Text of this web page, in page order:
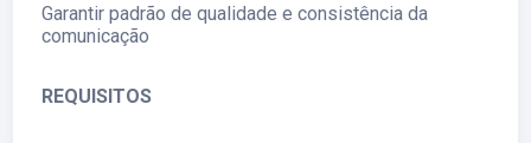
Garantir padrão de qualidade e consistência da
comunicação
REQUISITOS